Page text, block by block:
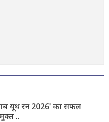
यूथ रन 2026' का सफल
..